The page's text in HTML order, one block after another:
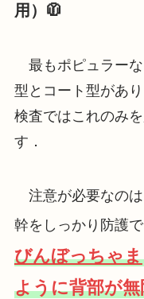
用）🧥
最もポピュラー
型とコート型があ
検査ではこれのみ
す．
注意が必要なの
幹をしっかり防護で
びんぼっちゃま
ように背部が無